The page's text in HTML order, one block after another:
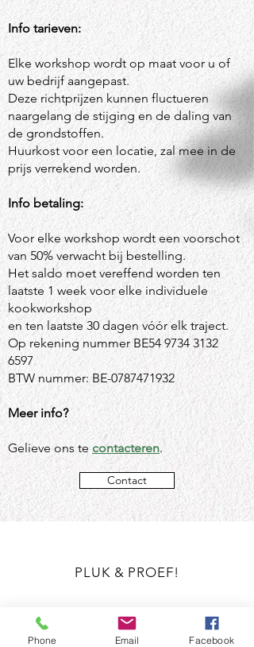
Info tarieven:
Elke workshop wordt op maat voor u of
uw bedrijf aangepast.
Deze richtprijzen kunnen fluctueren
naargelang de stijging en de daling van
de grondstoffen.
Huurkost voor een locatie, zal mee in de
prijs verrekend worden.
Info betaling:
Voor elke workshop wordt een voorschot
van 50% verwacht bij bestelling.
Het saldo moet vereffend worden ten
laatste 1 week voor elke individuele
kookworkshop
en ten laatste 30 dagen vóór elk traject.
Op rekening nummer BE549734 3132
6597
BTW nummer: BE-0787471932
Meer info?
Gelieve ons te contacteren.
Contact
PLUK & PROEF!
AANBOD
Phone Email Facebook